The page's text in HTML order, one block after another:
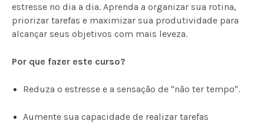
estresse no dia a dia. Aprenda a organizar sua rotina,
priorizar tarefas e maximizar sua produtividade para
alcançar seus objetivos com mais leveza.
Por que fazer este curso?
Reduza o estresse e a sensação de "não ter tempo".
Aumente sua capacidade de realizar tarefas